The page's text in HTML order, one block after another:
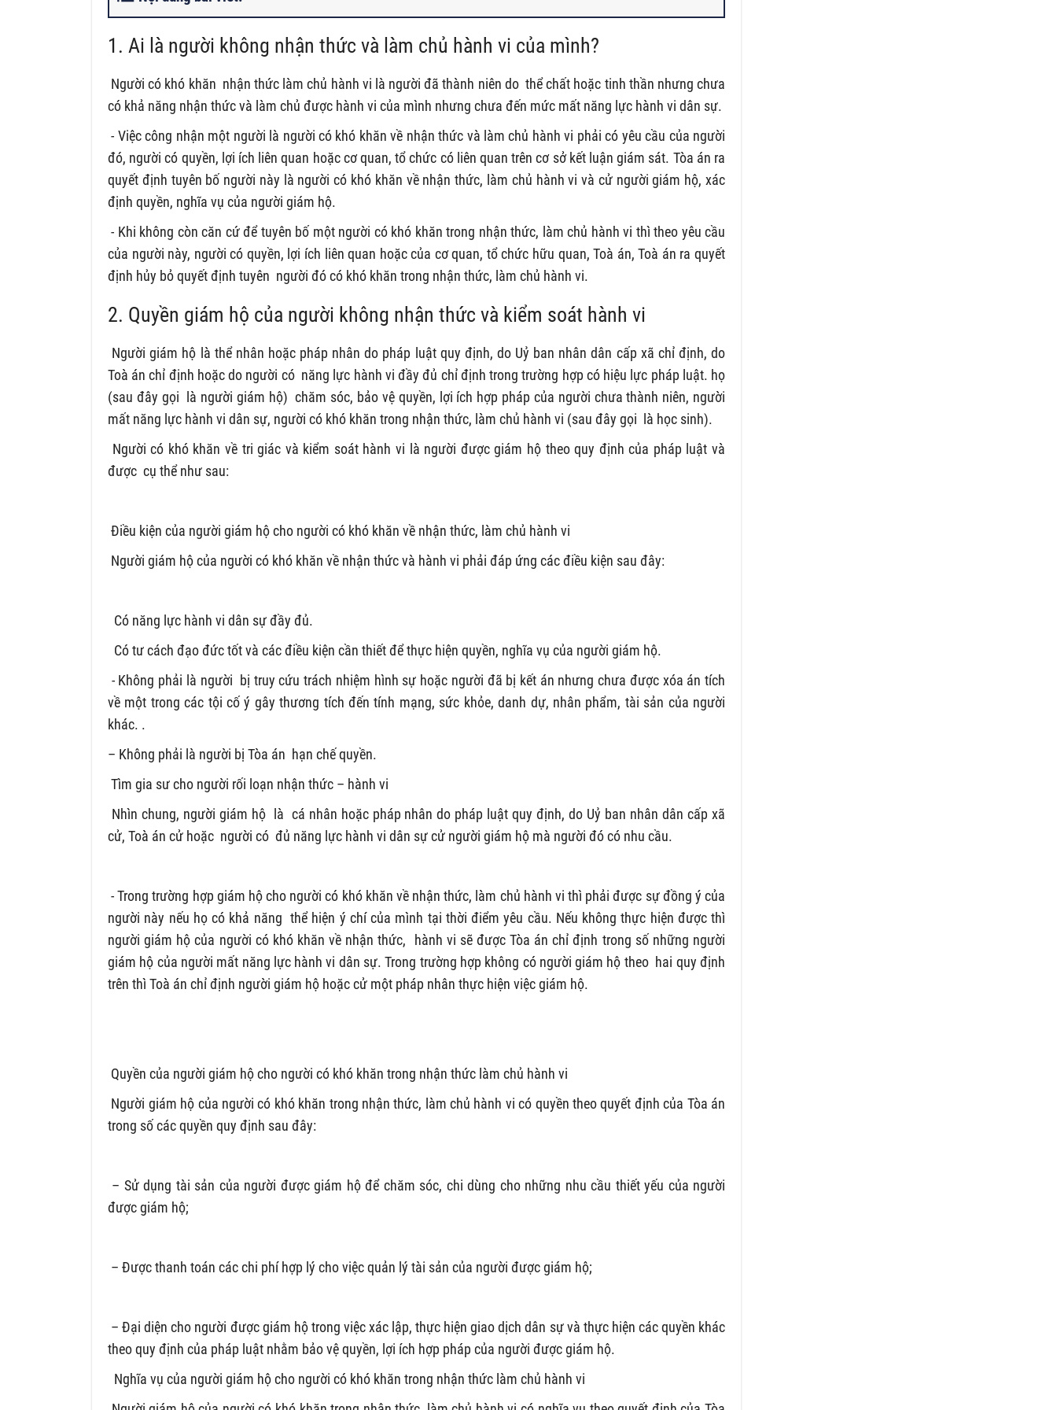
1. Ai là người không nhận thức và làm chủ hành vi của mình?
Người có khó khăn nhận thức làm chủ hành vi là người đã thành niên do thể chất hoặc tinh thần nhưng chưa
có khả năng nhận thức và làm chủ được hành vi của mình nhưng chưa đến mức mất năng lực hành vi dân sự.
- Việc công nhận một người là người có khó khăn về nhận thức và làm chủ hành vi phải có yêu cầu của người
đó, người có quyền, lợi ích liên quan hoặc cơ quan, tổ chức có liên quan trên cơ sở kết luận giám sát. Tòa án ra
quyết định tuyên bố người này là người có khó khăn về nhận thức, làm chủ hành vi và cử người giám hộ, xác
định quyền, nghĩa vụ của người giám hộ.
- Khi không còn căn cứ để tuyên bố một người có khó khăn trong nhận thức, làm chủ hành vi thì theo yêu cầu
của người này, người có quyền, lợi ích liên quan hoặc của cơ quan, tổ chức hữu quan, Toà án, Toà án ra quyết
định hủy bỏ quyết định tuyên người đó có khó khăn trong nhận thức, làm chủ hành vi.
2. Quyền giám hộ của người không nhận thức và kiểm soát hành vi
Người giám hộ là thể nhân hoặc pháp nhân do pháp luật quy định, do Uỷ ban nhân dân cấp xã chỉ định, do
Toà án chỉ định hoặc do người có năng lực hành vi đầy đủ chỉ định trong trường hợp có hiệu lực pháp luật. họ
(sau đây gọi là người giám hộ) chăm sóc, bảo vệ quyền, lợi ích hợp pháp của người chưa thành niên, người
mất năng lực hành vi dân sự, người có khó khăn trong nhận thức, làm chủ hành vi (sau đây gọi là học sinh).
Người có khó khăn về tri giác và kiểm soát hành vi là người được giám hộ theo quy định của pháp luật và
được cụ thể như sau:
Điều kiện của người giám hộ cho người có khó khăn về nhận thức, làm chủ hành vi
Người giám hộ của người có khó khăn về nhận thức và hành vi phải đáp ứng các điều kiện sau đây:
Có năng lực hành vi dân sự đầy đủ.
Có tư cách đạo đức tốt và các điều kiện cần thiết để thực hiện quyền, nghĩa vụ của người giám hộ.
- Không phải là người bị truy cứu trách nhiệm hình sự hoặc người đã bị kết án nhưng chưa được xóa án tích
về một trong các tội cố ý gây thương tích đến tính mạng, sức khỏe, danh dự, nhân phẩm, tài sản của người
khác. .
– Không phải là người bị Tòa án hạn chế quyền.
Tìm gia sư cho người rối loạn nhận thức – hành vi
Nhìn chung, người giám hộ là cá nhân hoặc pháp nhân do pháp luật quy định, do Uỷ ban nhân dân cấp xã
cử, Toà án cử hoặc người có đủ năng lực hành vi dân sự cử người giám hộ mà người đó có nhu cầu.
- Trong trường hợp giám hộ cho người có khó khăn về nhận thức, làm chủ hành vi thì phải được sự đồng ý của
người này nếu họ có khả năng thể hiện ý chí của mình tại thời điểm yêu cầu. Nếu không thực hiện được thì
người giám hộ của người có khó khăn về nhận thức, hành vi sẽ được Tòa án chỉ định trong số những người
giám hộ của người mất năng lực hành vi dân sự. Trong trường hợp không có người giám hộ theo hai quy định
trên thì Toà án chỉ định người giám hộ hoặc cử một pháp nhân thực hiện việc giám hộ.
Quyền của người giám hộ cho người có khó khăn trong nhận thức làm chủ hành vi
Người giám hộ của người có khó khăn trong nhận thức, làm chủ hành vi có quyền theo quyết định của Tòa án
trong số các quyền quy định sau đây:
– Sử dụng tài sản của người được giám hộ để chăm sóc, chi dùng cho những nhu cầu thiết yếu của người
được giám hộ;
– Được thanh toán các chi phí hợp lý cho việc quản lý tài sản của người được giám hộ;
– Đại diện cho người được giám hộ trong việc xác lập, thực hiện giao dịch dân sự và thực hiện các quyền khác
theo quy định của pháp luật nhằm bảo vệ quyền, lợi ích hợp pháp của người được giám hộ.
Nghĩa vụ của người giám hộ cho người có khó khăn trong nhận thức làm chủ hành vi